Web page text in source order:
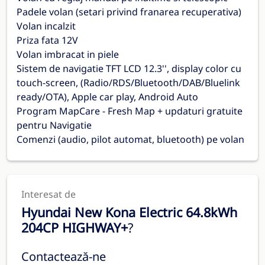
Padele volan (setari privind franarea recuperativa)
Volan incalzit
Priza fata 12V
Volan imbracat in piele
Sistem de navigatie TFT LCD 12.3'', display color cu
touch-screen, (Radio/RDS/Bluetooth/DAB/Bluelink
ready/OTA), Apple car play, Android Auto
Program MapCare - Fresh Map + updaturi gratuite
pentru Navigatie
Comenzi (audio, pilot automat, bluetooth) pe volan
Interesat de
Hyundai New Kona Electric 64.8kWh
204CP HIGHWAY+?
Contactează-ne